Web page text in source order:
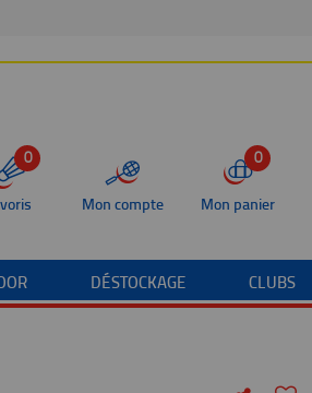
0
Mon compte
0
Mon panier
DÉSTOCKAGE CLUBS